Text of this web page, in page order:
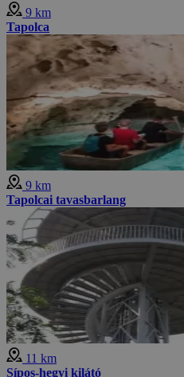
9 km
Tapolca
9 km
Tapolcai tavasbarlang
11 km
Sípos-hegyi kilátó